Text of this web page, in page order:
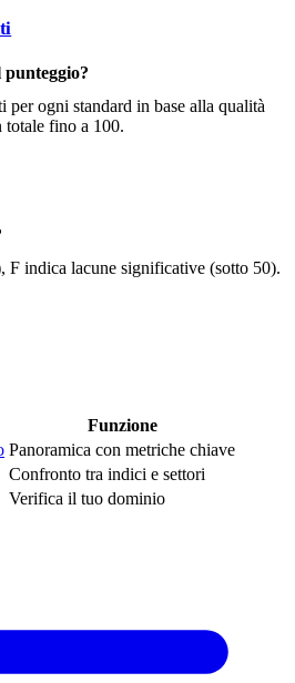
punteggio?
per ogni standard in base alla qualità
totale fino a 100.
F indica lacune significative (sotto 50).
Funzione
Panoramica con metriche chiave
Confronto tra indici e settori
Verifica il tuo dominio